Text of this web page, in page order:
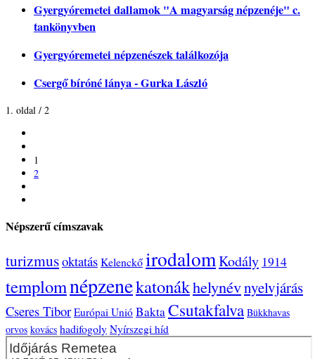
Gyergyóremetei dallamok "A magyarság népzenéje" c.
tankönyvben
Gyergyóremetei népzenészek találkozója
Csergő bíróné lánya - Gurka László
1. oldal / 2
1
2
Népszerű címszavak
turizmusoktatásKelenckőirodalomKodály 1914
templomnépzenekatonákhelynévnyelvjárás
Cseres Tibor Európai Unió BaktaCsutakfalva Bükkhavas
orvos kovács hadifogoly Nyírszegi híd